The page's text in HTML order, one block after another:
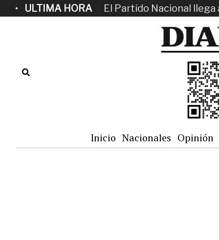
ULTIMA HORA El Partido Nacional llega
Inicio Nacionales Opinión